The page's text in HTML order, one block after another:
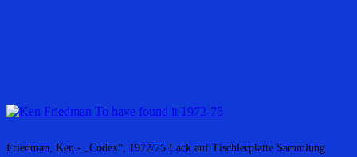
Friedman, Ken - „Codex“, 1972/75 Lack auf Tischlerplatte Sammlung